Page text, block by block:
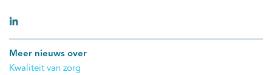
Meer nieuws over
Kwaliteit van zorg